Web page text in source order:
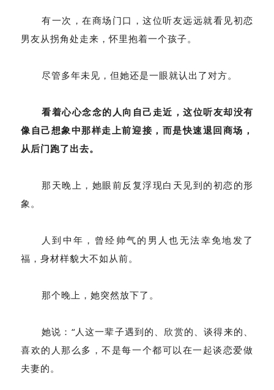
有一次，在商场门口，这位听友远远就看见初恋
男友从拐角处走来，怀里抱着一个孩子。
尽管多年未见，但她还是一眼就认出了对方。
看着心心念念的人向自己走近，这位听友却没有
像自己想象中那样走上前迎接，而是快速退回商场，
从后门跑了出去。
那天晚上，她眼前反复浮现白天见到的初恋的形
象。
人到中年，曾经帅气的男人也无法幸免地发了
福，身材样貌大不如从前。
那个晚上，她突然放下了。
她说：“人这一辈子遇到的、欣赏的、谈得来的、
喜欢的人那么多，不是每一个都可以在一起谈恋爱做
夫妻的。